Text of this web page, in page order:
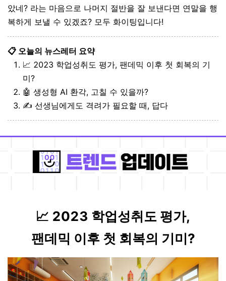
았네? 라는 마음으로 나머지 절반을 잘 보낸다면 연말을 행
복하게 보낼 수 있겠죠? 모두 화이팅입니다!
📋 오늘의 뉴스레터 요약
📈 2023 학업성취도 평가, 팬데믹 이후 첫 회복의 기
미?
🤖 생성형 AI 환각, 고칠 수 있을까?
✍️ 선생님에게도 격려가 필요할 때, 답다
📈 2023 학업성취도 평가,
팬데믹 이후 첫 회복의 기미?